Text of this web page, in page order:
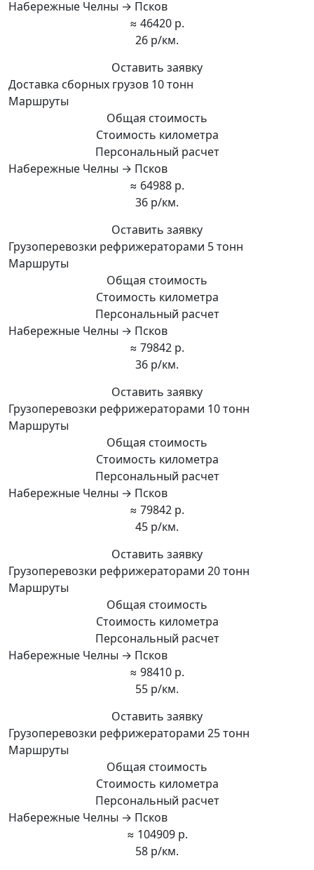
Набережные Челны → Псков
≈ 46420 р.
26 р/км.
Оставить заявку
Доставка сборных грузов 10 тонн
Маршруты
Общая стоимость
Стоимость километра
Персональный расчет
Набережные Челны → Псков
≈ 64988 р.
36 р/км.
Оставить заявку
Грузоперевозки рефрижераторами 5 тонн
Маршруты
Общая стоимость
Стоимость километра
Персональный расчет
Набережные Челны → Псков
≈ 79842 р.
36 р/км.
Оставить заявку
Грузоперевозки рефрижераторами 10 тонн
Маршруты
Общая стоимость
Стоимость километра
Персональный расчет
Набережные Челны → Псков
≈ 79842 р.
45 р/км.
Оставить заявку
Грузоперевозки рефрижераторами 20 тонн
Маршруты
Общая стоимость
Стоимость километра
Персональный расчет
Набережные Челны → Псков
≈ 98410 р.
55 р/км.
Оставить заявку
Грузоперевозки рефрижераторами 25 тонн
Маршруты
Общая стоимость
Стоимость километра
Персональный расчет
Набережные Челны → Псков
≈ 104909 р.
58 р/км.